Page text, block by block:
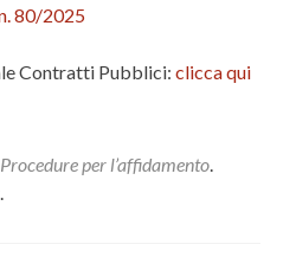
80/2025
Contratti Pubblici: clicca qui
Procedure per l’affidamento.
.